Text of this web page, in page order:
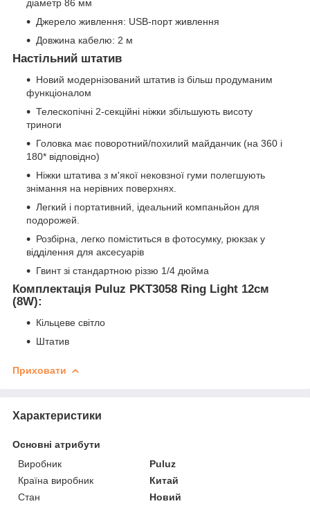
діаметр 86 мм
Джерело живлення: USB-порт живлення
Довжина кабелю: 2 м
Настільний штатив
Новий модернізований штатив із більш продуманим
функціоналом
Телескопічні 2-секційні ніжки збільшують висоту
триноги
Головка має поворотний/похилий майданчик (на 360 і
180* відповідно)
Ніжки штатива з м'якої нековзної гуми полегшують
знімання на нерівних поверхнях.
Легкий і портативний, ідеальний компаньйон для
подорожей.
Розбірна, легко поміститься в фотосумку, рюкзак у
відділення для аксесуарів
Гвинт зі стандартною різзю 1/4 дюйма
Комплектація Puluz PKT3058 Ring Light 12см
(8W):
Кільцеве світло
Штатив
Приховати
Характеристики
Основні атрибути
Виробник
Puluz
Країна виробник
Китай
Стан
Новий